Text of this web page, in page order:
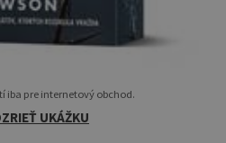
iba pre internetový obchod.
UKÁŽKU